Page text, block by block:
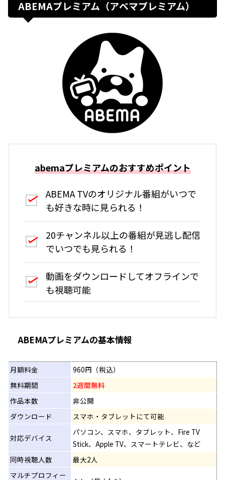
ABEMAプレミアム（アベマプレミアム）
abemaプレミアムのおすすめポイント
ABEMA TVのオリジナル番組がいつで
も好きな時に見られる！
20チャンネル以上の番組が見逃し配信
でいつでも見られる！
動画をダウンロードしてオフラインで
も視聴可能
ABEMAプレミアムの基本情報
月額料金
960円（税込）
無料期間
2週間無料
作品本数
非公開
ダウンロード
スマホ・タブレットにて可能
対応デバイス
パソコン、スマホ、タブレット、Fire TV
Stick、Apple TV、スマートテレビ、など
同時視聴人数
最大2人
マルチプロフィー